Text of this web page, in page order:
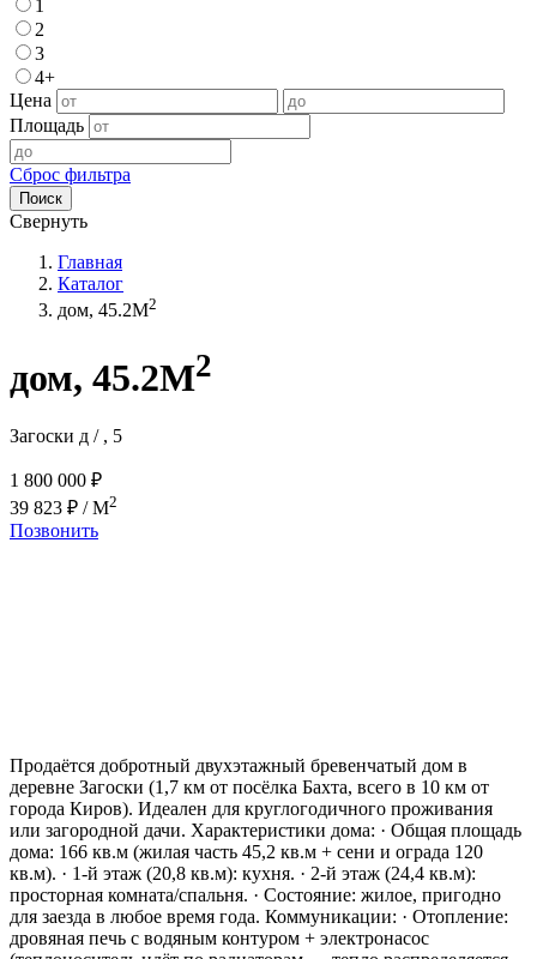
1
2
3
4+
Цена
Площадь
Сброс фильтра
Поиск
Свернуть
Главная
Каталог
дом, 45.2M2
дом, 45.2M2
Загоски д / , 5
1 800 000 ₽
39 823 ₽ / M2
Позвонить
Продаётся добротный двухэтажный бревенчатый дом в
деревне Загоски (1,7 км от посёлка Бахта, всего в 10 км от
города Киров). Идеален для круглогодичного проживания
или загородной дачи. Характеристики дома: · Общая площадь
дома: 166 кв.м (жилая часть 45,2 кв.м + сени и ограда 120
кв.м). · 1-й этаж (20,8 кв.м): кухня. · 2-й этаж (24,4 кв.м):
просторная комната/спальня. · Состояние: жилое, пригодно
для заезда в любое время года. Коммуникации: · Отопление:
дровяная печь с водяным контуром + электронасос